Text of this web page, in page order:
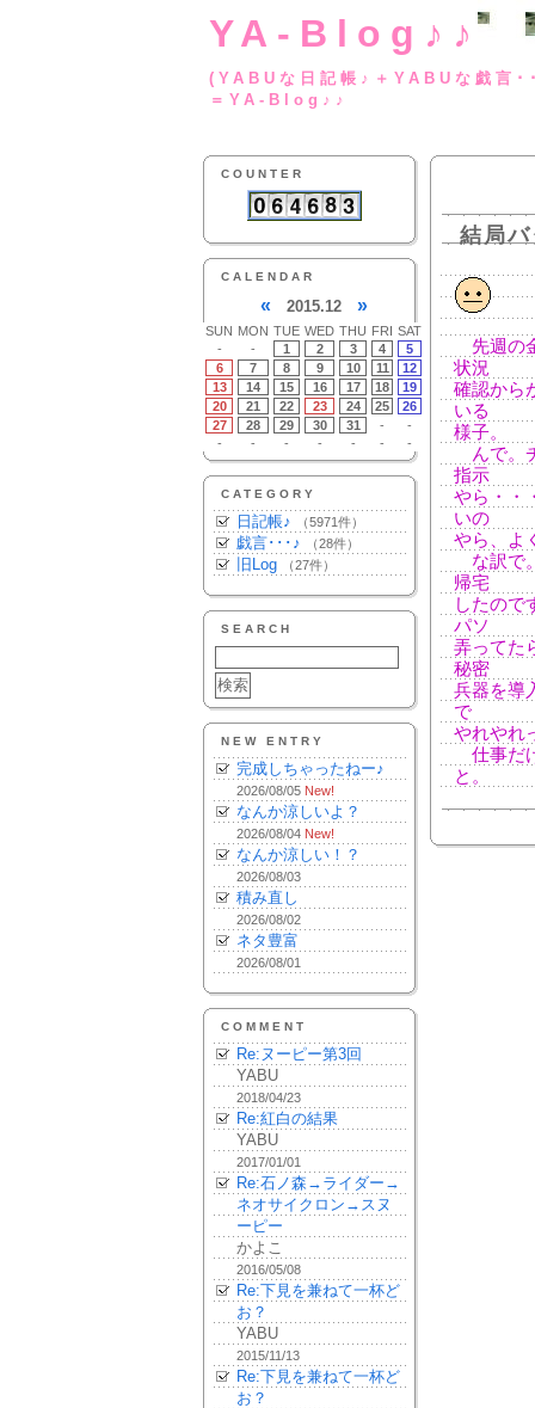
YA-Blog♪♪
(YABUな日記帳♪
＝YA-Blog♪♪
COUNTER
CALENDAR
« 2015.12 »
SUN MON TUE WED THU FRI SAT
-
- 1 2 3 4
5
6
7 8 9 10 11
12
13
14 15 16 17 18
19
20
21 22 23 24 25
26
27
28 29 30 31 -
-
-
- - - - - -
CATEGORY
日記帳♪ （5971件）
戯言･･･♪ （28件）
旧Log （27件）
SEARCH
NEW ENTRY
完成しちゃったねー♪
2026/08/05 New!
なんか涼しいよ？
2026/08/04 New!
なんか涼しい！？
2026/08/03
積み直し
2026/08/02
ネタ豊富
2026/08/01
COMMENT
Re:ヌーピー第3回
YABU
2018/04/23
Re:紅白の結果
YABU
2017/01/01
Re:石ノ森→ライダー→
ネオサイクロン→スヌ
ーピー
かよこ
2016/05/08
Re:下見を兼ねて一杯ど
お？
YABU
2015/11/13
Re:下見を兼ねて一杯ど
お？
結局
先週の
状況
確認から
いる
様子。
んで。
指示
やら・・
いの
やら、よ
な訳で
帰宅
したので
パソ
弄ってた
秘密
兵器を導
で
やれやれ
仕事だ
と。